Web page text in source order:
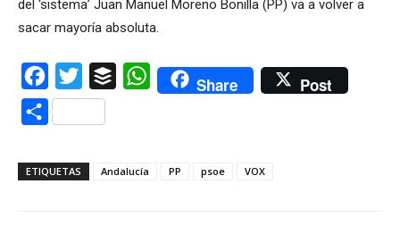
del ‘sistema’ Juan Manuel Moreno Bonilla (PP) va a volver a
sacar mayoría absoluta.
Facebook
Twitter Buffer WhatsAppShare Post
Compartir
ETIQUETAS Andalucía PP psoe VOX